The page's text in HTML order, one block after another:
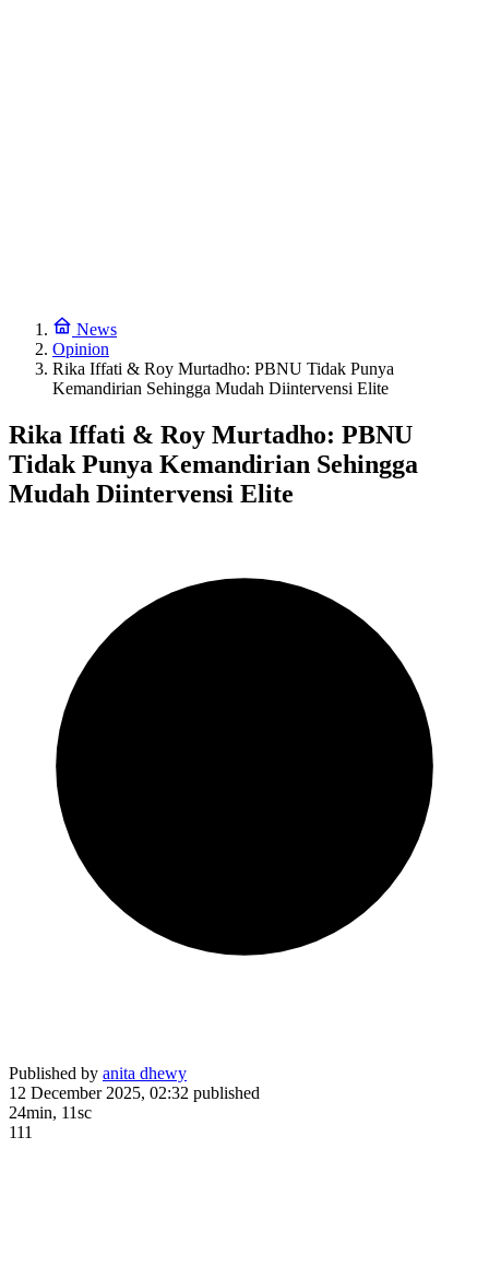
News
Opinion
Rika Iffati & Roy Murtadho: PBNU Tidak Punya
Kemandirian Sehingga Mudah Diintervensi Elite
Rika Iffati & Roy Murtadho: PBNU
Tidak Punya Kemandirian Sehingga
Mudah Diintervensi Elite
Published by anita dhewy
12 December 2025, 02:32 published
24min, 11sc
111